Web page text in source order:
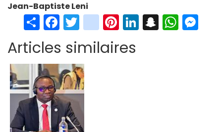
Jean-Baptiste Leni
S
h
ar
e
Fa
ce
b
o
o
k
T
wi
tt
er
in
st
ag
Pi
er
Li S W
Articles similaires